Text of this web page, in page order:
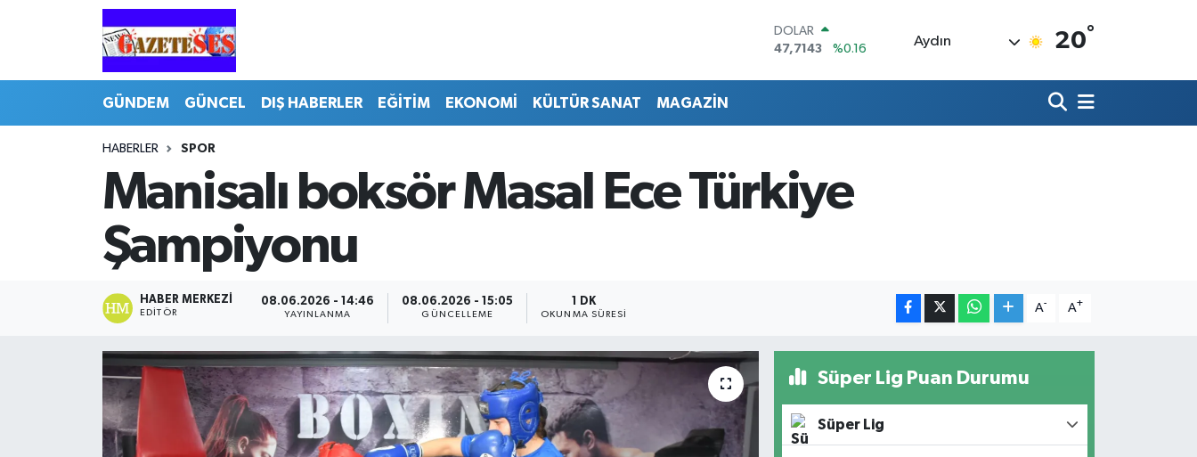
DOLAR
47,7143
%0.16
BİST100
13.799
%70
BITCOIN
Aydın 20°
GÜNDEM GÜNCEL DIŞ HABERLER EĞİTİM EKONOMİ KÜLTÜR SANAT MAGAZİN
HABERLER SPOR
Manisalı boksör Masal Ece Türkiye
Şampiyonu
HABER MERKEZI
EDITÖR
08.06.2026 - 14:46
YAYINLANMA
08.06.2026 - 15:05
GÜNCELLEME
1 DK
OKUNMA SÜRESI
A- A+
Süper Lig Puan Durumu
Süper Lig